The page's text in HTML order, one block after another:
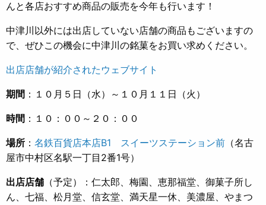
んと各店おすすめ商品の販売を今年も行います！
中津川以外には出店していない店舗の商品もございますの
で、ぜひこの機会に中津川の銘菓をお買い求めください。
出店店舗が紹介されたウェブサイト
期間 ：１０月５日（水）～１０月１１日（火）
時間 ：１０：００～２０：００
場所 ： 名鉄百貨店本店B1 スイーツステーション前 （名古
屋市中村区名駅一丁目2番1号）
出店店舗 （予定）：仁太郎、梅園、恵那福堂、御菓子所し
ん、七福、松月堂、信玄堂、満天星一休、美濃屋、やまつ